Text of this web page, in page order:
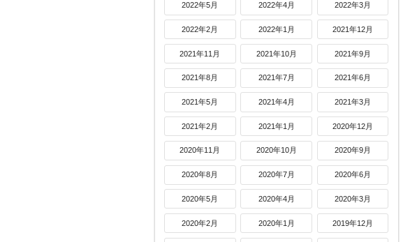
2022年5月 2022年4月 2022年3月
2022年2月 2022年1月 2021年12月
2021年11月 2021年10月 2021年9月
2021年8月 2021年7月 2021年6月
2021年5月 2021年4月 2021年3月
2021年2月 2021年1月 2020年12月
2020年11月 2020年10月 2020年9月
2020年8月 2020年7月 2020年6月
2020年5月 2020年4月 2020年3月
2020年2月 2020年1月 2019年12月